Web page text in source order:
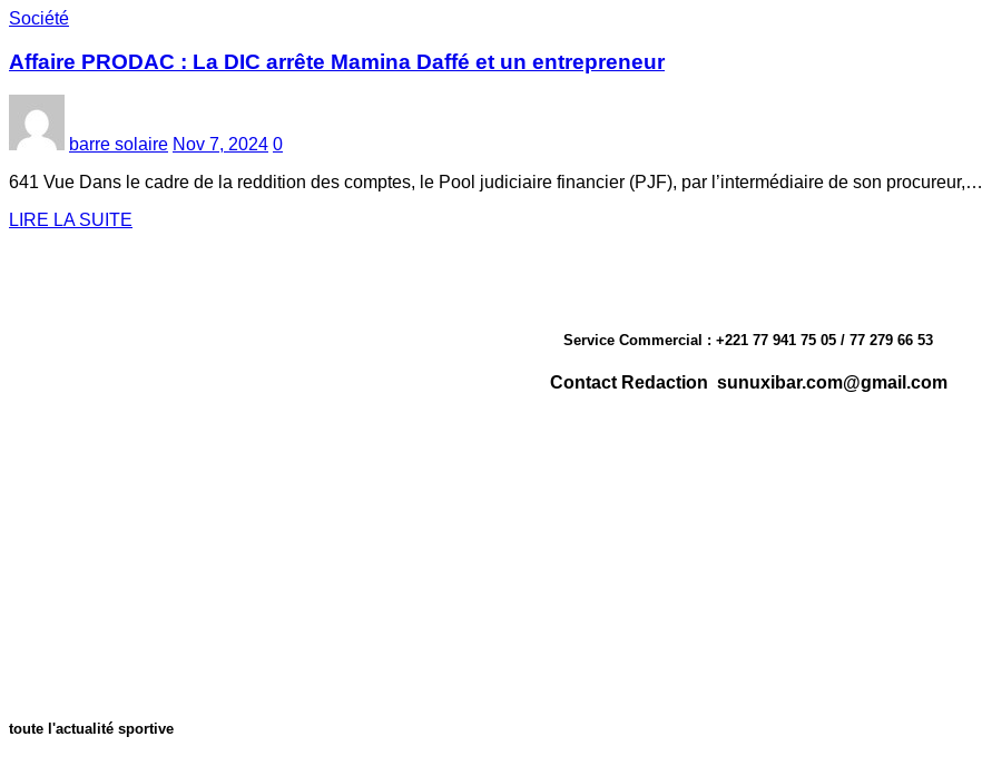
Société
Affaire PRODAC : La DIC arrête Mamina Daffé et un entrepreneur
barre solaire Nov 7, 2024 0
641 Vue Dans le cadre de la reddition des comptes, le Pool judiciaire financier (PJF), par l’intermédiaire de son procureur,…
LIRE LA SUITE
Service Commercial : +221 77 941 75 05 / 77 279 66 53
Contact Redaction sunuxibar.com@gmail.com
toute l'actualité sportive